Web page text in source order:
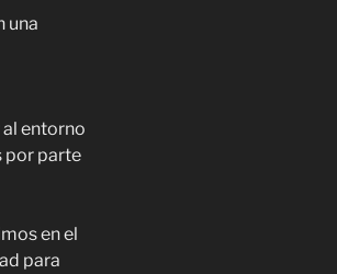
una
entorno
por parte
en el
para